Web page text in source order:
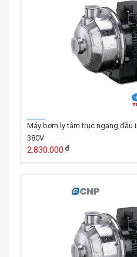
Máy bơm ly tâm trục ngang đầu
380V
2.830.000